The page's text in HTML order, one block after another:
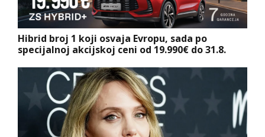
Hibrid broj 1 koji osvaja Evropu, sada po
specijalnoj akcijskoj ceni od 19.990€ do 31.8.